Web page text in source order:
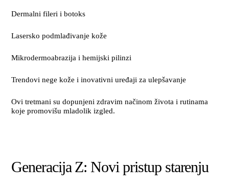
Dermalni fileri i botoks
Lasersko podmlađivanje kože
Mikrodermoabrazija i hemijski pilinzi
Trendovi nege kože i inovativni uređaji za ulepšavanje
Ovi tretmani su dopunjeni zdravim načinom života i rutinama
koje promovišu mladolik izgled.
Generacija Z: Novi pristup starenju